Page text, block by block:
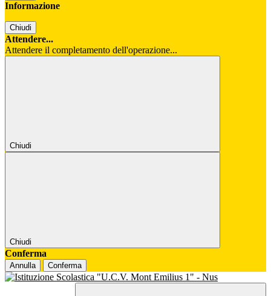
Informazione
Chiudi
Attendere...
Attendere il completamento dell'operazione...
Chiudi
Chiudi
Conferma
Annulla Conferma